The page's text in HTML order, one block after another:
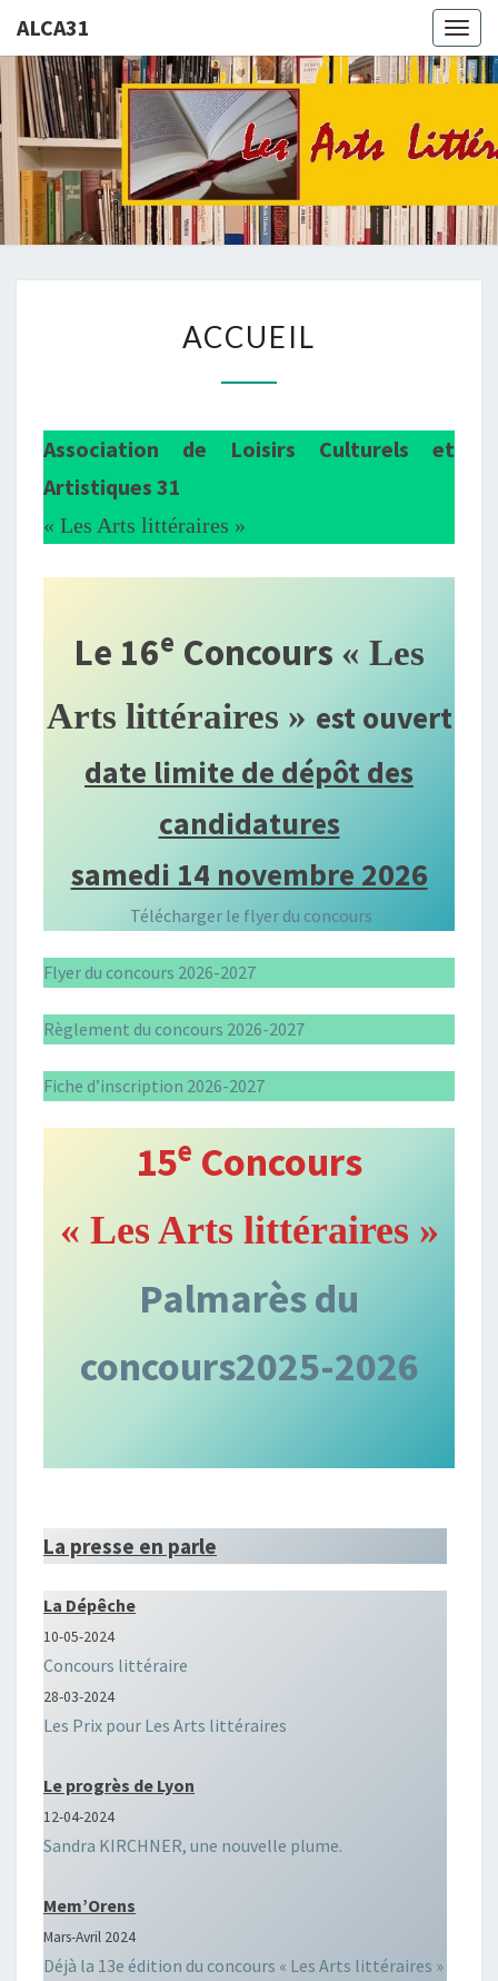
ALCA31
ALCA31
La
Culture
: Un
Loisir
ACCUEIL
Association de Loisirs Culturels et
Artistiques 31
« Les Arts littéraires »
Le 16e Concours « Les
Arts littéraires » est ouvert
date limite de dépôt des
candidatures
samedi 14 novembre 2026
Télécharger le flyer du concours
Flyer du concours 2026-2027
Règlement du concours 2026-2027
Fiche d’inscription 2026-2027
15e Concours
« Les Arts littéraires »
Palmarès du
concours2025-2026
La presse en parle
La Dépêche
10-05-2024
Concours littéraire
28-03-2024
Les Prix pour Les Arts littéraires
Le progrès de Lyon
12-04-2024
Sandra KIRCHNER, une nouvelle plume.
Mem’Orens
Mars-Avril 2024
Déjà la 13e édition du concours « Les Arts littéraires »